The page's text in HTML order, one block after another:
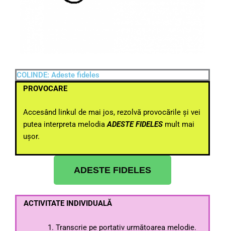
COLINDE: Adeste fideles
PROVOCARE
Accesând linkul de mai jos, rezolvă provocările și vei
putea interpreta melodiaADESTE FIDELES mult mai
ușor.
ADESTE FIDELES
ACTIVITATE INDIVIDUALĂ
Transcrie pe portativ următoarea melodie.